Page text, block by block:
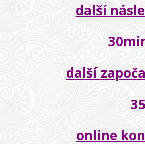
další
další
online